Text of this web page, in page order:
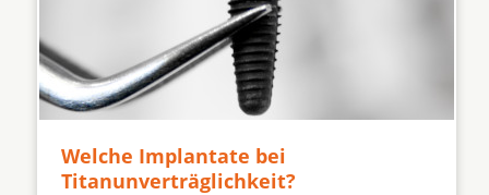
Welche Implantate bei
Titanunverträglichkeit?